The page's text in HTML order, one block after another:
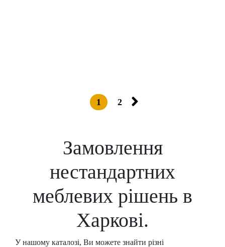
1 2
Замовлення
нестандартних
меблевих рішень в
Харкові.
У нашому каталозі, Ви можете знайти різні